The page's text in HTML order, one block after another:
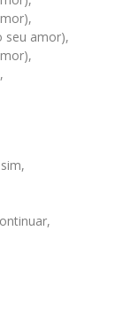
seu amor),